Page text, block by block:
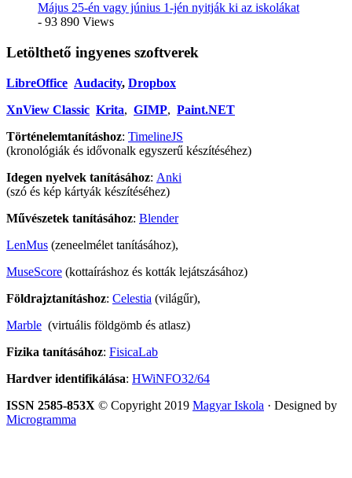
Május 25-én vagy június 1-jén nyitják ki az iskolákat
- 93 890 Views
Letölthető ingyenes szoftverek
LibreOffice Audacity, Dropbox
XnView Classic Krita, GIMP, Paint.NET
Történelemtanításhoz: TimelineJS
(kronológiák és idővonalk egyszerű készítéséhez)
Idegen nyelvek tanításához: Anki
(szó és kép kártyák készítéséhez)
Művészetek tanításához: Blender
LenMus (zeneelmélet tanításához),
MuseScore (kottaíráshoz és kották lejátszásához)
Földrajztanításhoz: Celestia (világűr),
Marble (virtuális földgömb és atlasz)
Fizika tanításához: FisicaLab
Hardver identifikálása: HWiNFO32/64
ISSN 2585-853X © Copyright 2019 Magyar Iskola · Designed by
Microgramma